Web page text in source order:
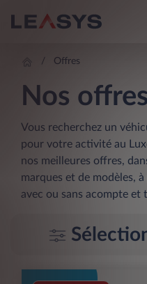
Offres
Nos
Vous recherchez un
pour votre activité au
nos meilleures offres,
marques et de modèles,
avec ou sans acompte et